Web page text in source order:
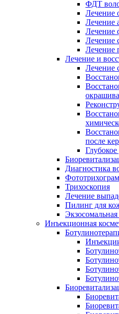
ФДТ
Лечение
Лечение
Лечение
Лечение
Лечение
Лечение и
Лечение
после
Диагностика
Трихоскопия
Лечение
Пилинг для
Инъекционная